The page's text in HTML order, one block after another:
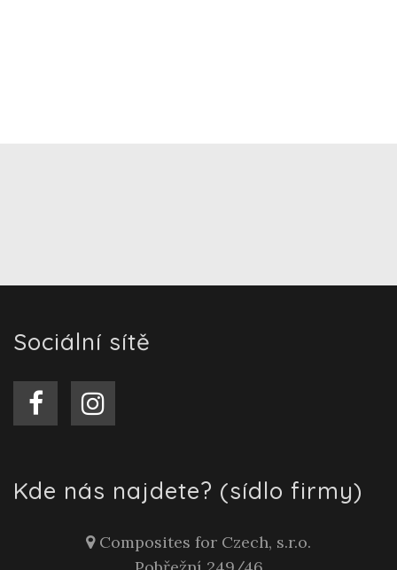
Sociální sítě
Kde nás najdete? (sídlo firmy)
Composites for Czech, s.r.o.